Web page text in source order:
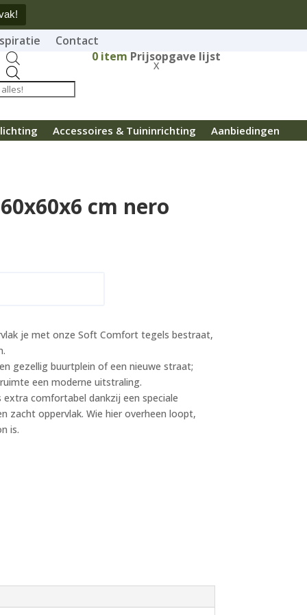
Contact
Producten
zoeken
0 item Prijsopgave lijst
X
Accessoires & Tuininrichting Aanbiedingen
cm nero
je met onze Soft Comfort tegels bestraat,
gezellig buurtplein of een nieuwe straat;
een moderne uitstraling.
comfortabel dankzij een speciale
zacht oppervlak. Wie hier overheen loopt,
is.